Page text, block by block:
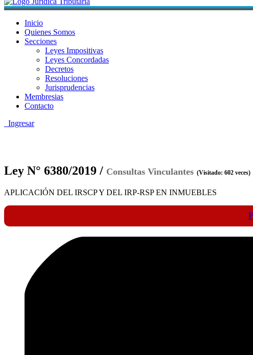
Inicio
Quienes Somos
Secciones
Leyes Impositivas
Leyes Concordadas
Decretos
Resoluciones
Jurisprudencias
Membresias
Contacto
Ingresar
Ley N° 6380/2019 / Consultas Vinculantes (Visitado: 602 veces)
APLICACIÓN DEL IRSCP Y DEL IRP-RSP EN INMUEBLES